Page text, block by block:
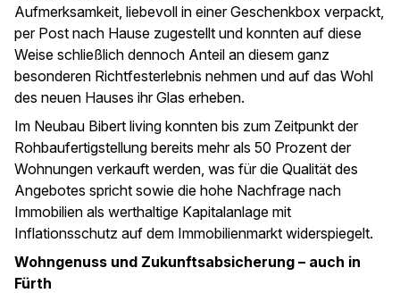
Aufmerksamkeit, liebevoll in einer Geschenkbox verpackt,
per Post nach Hause zugestellt und konnten auf diese
Weise schließlich dennoch Anteil an diesem ganz
besonderen Richtfesterlebnis nehmen und auf das Wohl
des neuen Hauses ihr Glas erheben.
Im Neubau Bibert living konnten bis zum Zeitpunkt der
Rohbaufertigstellung bereits mehr als 50 Prozent der
Wohnungen verkauft werden, was für die Qualität des
Angebotes spricht sowie die hohe Nachfrage nach
Immobilien als werthaltige Kapitalanlage mit
Inflationsschutz auf dem Immobilienmarkt widerspiegelt.
Wohngenuss und Zukunftsabsicherung – auch in
Fürth